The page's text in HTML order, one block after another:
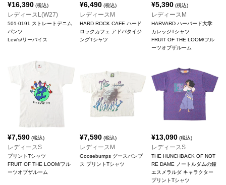
¥16,390 (税込)
レディースL(W27)
501-0191 ストレートデニム
パンツ
Levi's/リーバイス
¥6,490(税込)
レディースM
HARD ROCK CAFE ハード
ロックカフェ アドバタイジ
ングTシャツ
¥5,390 (税込)
レディースM
HARVARD ハーバード大学
カレッジTシャツ
FRUIT OF THE LOOM/フル
ーツオブザルーム
¥7,590 (税込)
レディースS
プリントTシャツ
FRUIT OF THE LOOM/フル
ーツオブザルーム
¥7,590(税込)
レディースM
Goosebumps グースパンプ
ス プリントTシャツ
¥13,090 (税込)
レディースS
THE HUNCHBACK OF NOT
RE DAME ノートルダムの鐘
エスメラルダ キャラクター
プリントTシャツ